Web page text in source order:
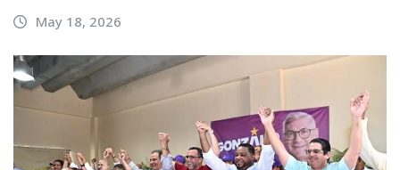
May 18, 2026